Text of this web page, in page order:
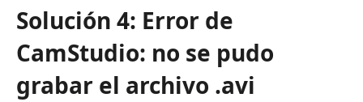
Solución 4: Error de
CamStudio: no se pudo
grabar el archivo .avi